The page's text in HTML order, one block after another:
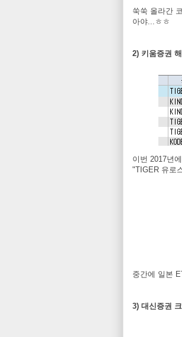
쑥쑥 올라간
아야...ㅎㅎ
2) 키움증권
이번 2017년
"TIGER 유로
중간에 일본
3) 대신증권